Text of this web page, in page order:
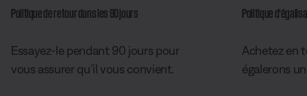
Politique de retour dans les 90 jours
Essayez-le pendant 90 jours pour
vous assurer qu’il vous convient.
Politique
Achetez en
égalerons